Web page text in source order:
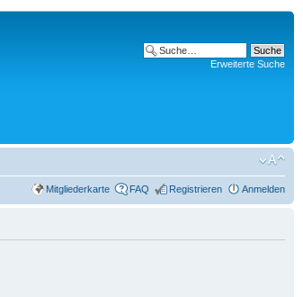
Erweiterte Suche
Mitgliederkarte FAQ Registrieren Anmelden